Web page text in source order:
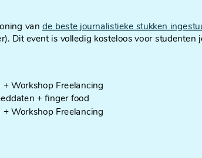
vande beste journalistieke stukken
Dit event is volledig kosteloos voor
Freelancing
+ finger food
Freelancing